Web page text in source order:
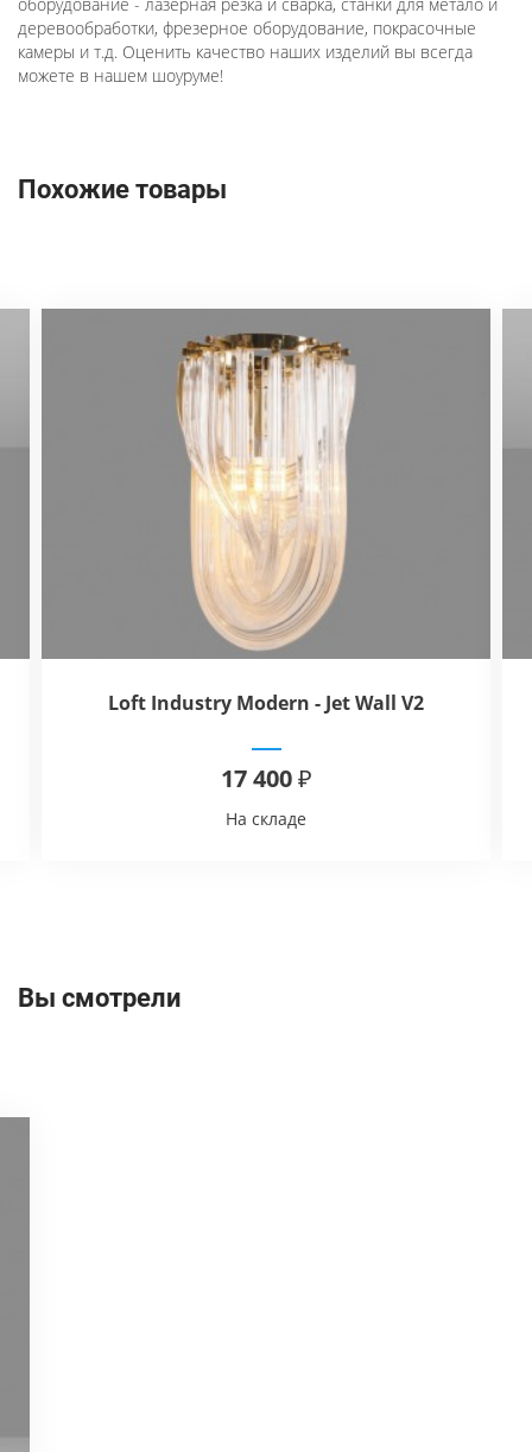
деревообработки, фрезерное оборудование, покрасочные
камеры и т.д. Оценить качество наших изделий вы всегда
можете в нашем шоуруме!
Похожие товары
Loft Industry Modern - Jet Wall V2
17 400 ₽
На складе
Вы смотрели